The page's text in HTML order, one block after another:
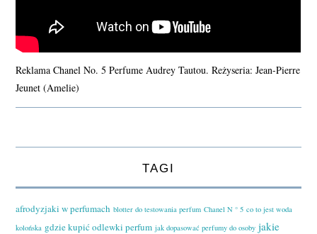
Reklama Chanel No. 5 Perfume Audrey Tautou. Reżyseria: Jean-Pierre
Jeunet (Amelie)
TAGI
afrodyzjaki w perfumach blotter do testowania perfum Chanel N ° 5 co to jest woda
kolońska gdzie kupić odlewki perfum jak dopasować perfumy do osoby jakie